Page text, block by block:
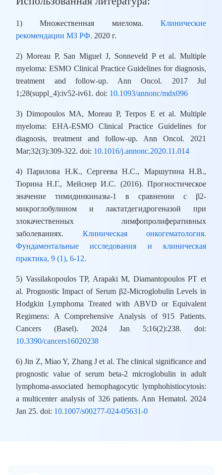
1) Множественная миелома. Клинические
рекомендации МЗ РФ. 2020 г.
2) Moreau P, San Miguel J, Sonneveld P et al. Multiple
myeloma: ESMO Clinical Practice Guidelines for diagnosis,
treatment and follow-up. Ann Oncol. 2017 Jul
1;28(suppl_4):iv52-iv61. doi: 10.1093/annonc/mdx096
3) Dimopoulos MA, Moreau P, Terpos E et al. Multiple
myeloma: EHA-ESMO Clinical Practice Guidelines for
diagnosis, treatment and follow-up. Ann Oncol. 2021
Mar;32(3):309-322. doi: 10.1016/j.annonc.2020.11.014
4) Парилова Н.К., Сергеева Н.С., Маршутина Н.В.,
Тюрина Н.Г., Мейснер И.С. (2016). Прогностическое
значение тимидинкиназы-1 в сравнении с β2-
микроглобулином и лактатдегидрогеназой при
злокачественных лимфопролиферативных
заболеваниях. Клиническая онкогематология.
Фундаментальные исследования и клиническая
практика, 9 (1), 6-12.
5) Vassilakopoulos TP, Arapaki M, Diamantopoulos PT et
al. Prognostic Impact of Serum β2-Microglobulin Levels in
Hodgkin Lymphoma Treated with ABVD or Equivalent
Regimens: A Comprehensive Analysis of 915 Patients.
Cancers (Basel). 2024 Jan 5;16(2):238. doi:
10.3390/cancers16020238
6) Jin Z, Miao Y, Zhang J et al. The clinical significance and
prognostic value of serum beta-2 microglobulin in adult
lymphoma-associated hemophagocytic lymphohistiocytosis:
a multicenter analysis of 326 patients. Ann Hematol. 2024
Jan 25. doi: 10.1007/s00277-024-05631-0